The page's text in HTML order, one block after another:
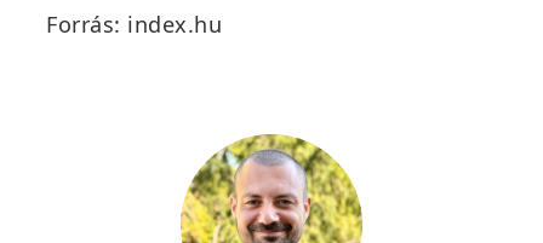
Forrás: index.hu